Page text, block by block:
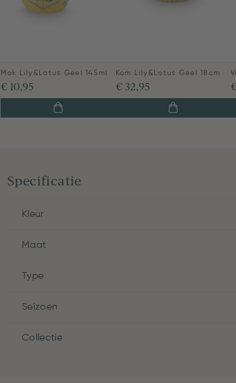
Mok Lily&Lotus Geel 145ml
€ 10,95
Kom Lily&Lotus Geel 18cm
€ 32,95
Specificatie
Kleur
Maat
Type
Seizoen
Collectie